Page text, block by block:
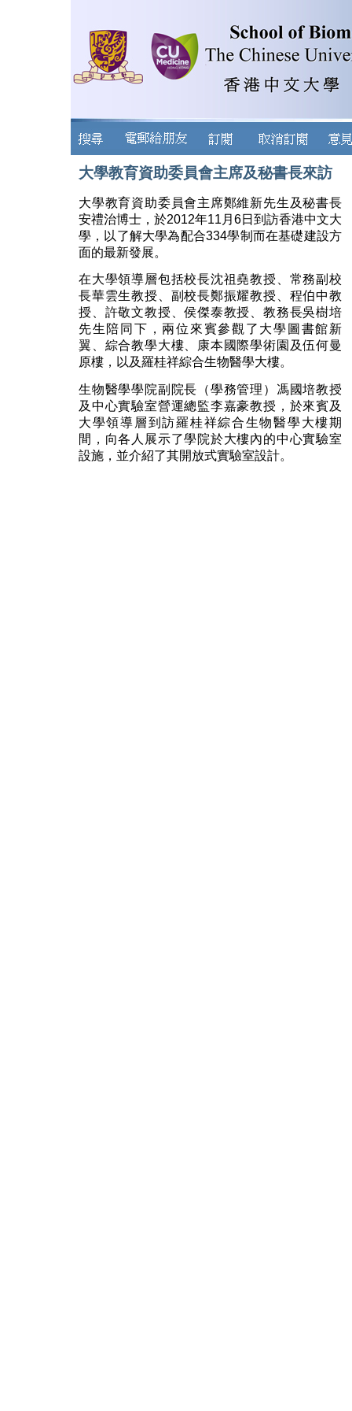
大學教育資助委員會主席及秘書長來訪
大學教育資助委員會主席鄭維新先生及秘書長
安禮治博士，於2012年11月6日到訪香港中文大
學，以了解大學為配合334學制而在基礎建設方
面的最新發展。
在大學領導層包括校長沈祖堯教授、常務副校
長華雲生教授、副校長鄭振耀教授、程伯中教
授、許敬文教授、侯傑泰教授、教務長吳樹培
先生陪同下，兩位來賓參觀了大學圖書館新
翼、綜合教學大樓、康本國際學術園及伍何曼
原樓，以及羅桂祥綜合生物醫學大樓。
生物醫學學院副院長（學務管理）馮國培教授
及中心實驗室營運總監李嘉豪教授，於來賓及
大學領導層到訪羅桂祥綜合生物醫學大樓期
間，向各人展示了學院於大樓內的中心實驗室
設施，並介紹了其開放式實驗室設計。